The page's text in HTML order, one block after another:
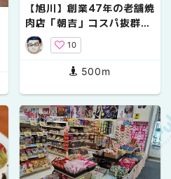
【旭川】創業47年の老舗焼
肉店「朝吉」コスパ抜群＆
午前飲みもできる人気店
10
500m